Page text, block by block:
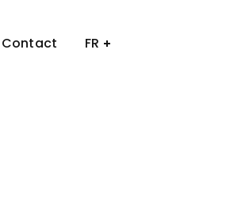
Contact FR